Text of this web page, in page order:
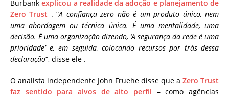
Burbankexplicou a realidade da adoção e planejamento de
Zero Trust . “A confiança zero não é um produto único, nem
uma abordagem ou técnica única. É uma mentalidade, uma
decisão. É uma organização dizendo, ‘A segurança da rede é uma
prioridade’ e, em seguida, colocando recursos por trás dessa
declaração“, disse ele .
O analista independente John Fruehe disse que a Zero Trust
faz sentido para alvos de alto perfil – como agências